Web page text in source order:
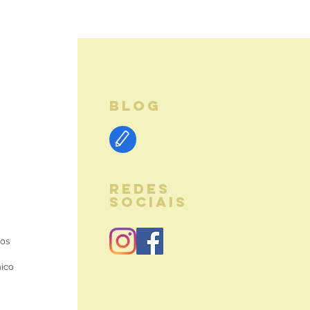
BLOG
REDES
SOCIAIS